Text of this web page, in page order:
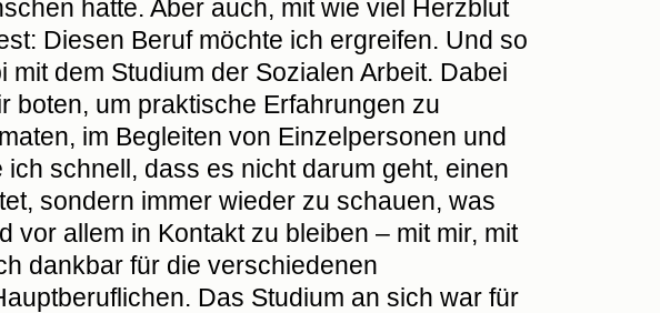
hatte. Aber auch, mit wie viel Herzblut
Diesen Beruf möchte ich ergreifen. Und so
dem Studium der Sozialen Arbeit. Dabei
boten, um praktische Erfahrungen zu
im Begleiten von Einzelpersonen und
schnell, dass es nicht darum geht, einen
sondern immer wieder zu schauen, was
allem in Kontakt zu bleiben – mit mir, mit
dankbar für die verschiedenen
Das Studium an sich war für